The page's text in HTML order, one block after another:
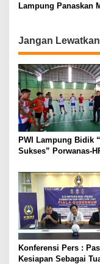
Lampung Panaskan
Jangan Lewatkan
PWI Lampung Bidik
Sukses” Porwanas-
Pariwisata
Konferensi Pers :
Kesiapan Sebagai